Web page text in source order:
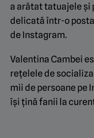
a arătat tatuajele și
delicată într-o
de Instagram.
Valentina Cambei
rețelele de
mii de persoane pe
își țină fanii la